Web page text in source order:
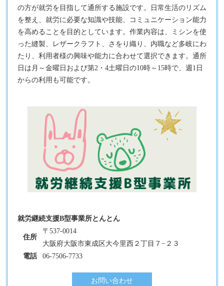
の方が就労を目指して通所する施設です。日常生活のリズム
を整え、就労に必要な知識や技能、コミュニケーション能力
を高めることを目的としています。作業内容は、ミシンを使
った縫製、レザークラフト、さをり織り、内職など多岐にわ
たり、利用者様の興味や能力に合わせて選択できます。通所
日は月～金曜日および第2・4土曜日の10時～15時で、週1日
からの利用も可能です。
就労継続支援B型事業所とんとん
住所
〒537-0014
大阪府大阪市東成区大今里西２丁目７−２３
電話
06-7506-7733
お問い合わせ